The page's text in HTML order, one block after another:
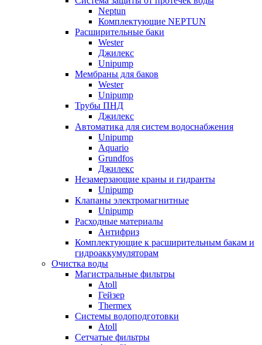
Neptun
Комплектующие NEPTUN
Расширительные баки
Wester
Джилекс
Unipump
Мембраны для баков
Wester
Unipump
Трубы ПНД
Джилекс
Автоматика для систем водоснабжения
Unipump
Aquario
Grundfos
Джилекс
Незамерзающие краны и гидранты
Unipump
Клапаны электромагнитные
Unipump
Расходные материалы
Антифриз
Комплектующие к расширительным бакам и
гидроаккумуляторам
Очистка воды
Магистральные фильтры
Atoll
Гейзер
Thermex
Системы водоподготовки
Atoll
Сетчатые фильтры